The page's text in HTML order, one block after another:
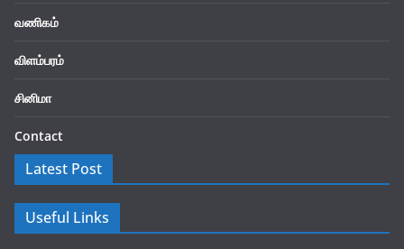
வணிகம்
விளம்பரம்
சினிமா
Contact
Latest Post
Useful Links